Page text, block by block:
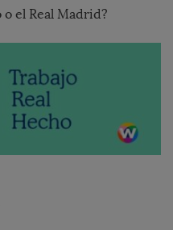
el Real Madrid?